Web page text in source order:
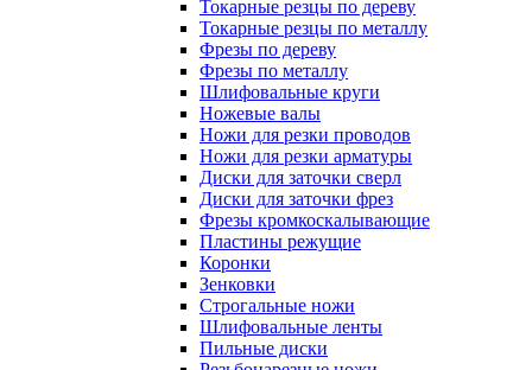
Токарные резцы по дереву
Токарные резцы по металлу
Фрезы по дереву
Фрезы по металлу
Шлифовальные круги
Ножевые валы
Ножи для резки проводов
Ножи для резки арматуры
Диски для заточки сверл
Диски для заточки фрез
Фрезы кромкоскалывающие
Пластины режущие
Коронки
Зенковки
Строгальные ножи
Шлифовальные ленты
Пильные диски